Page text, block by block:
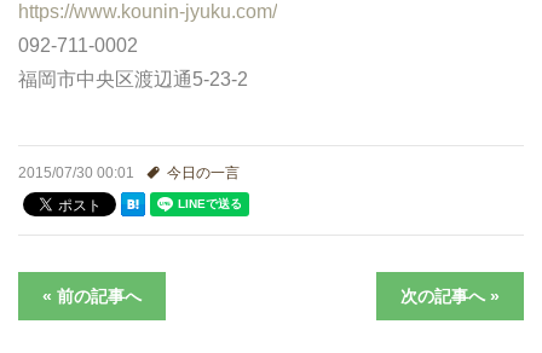
お問い合わせ
高認塾ブログ
進学実績
生徒さんの声
https://www.kounin-jyuku.com/
092-711-0002
福岡市中央区渡辺通5-23-2
2015/07/30 00:01 今日の一言
« 前の記事へ 次の記事へ »